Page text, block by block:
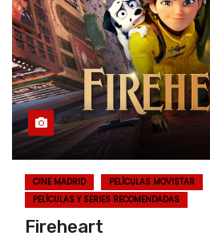
CINE MADRID
PELÍCULAS MOVISTAR
PELÍCULAS Y SERIES RECOMENDADAS
Fireheart